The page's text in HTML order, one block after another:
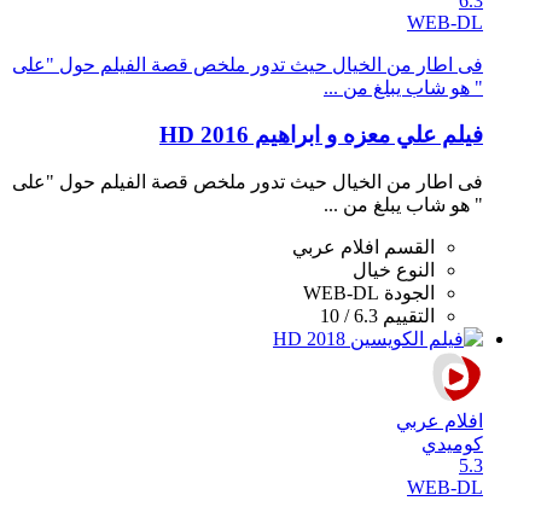
WEB-DL
فى اطار من الخيال حيث تدور ملخص قصة الفيلم حول "على
" هو شاب يبلغ من ...
فيلم علي معزه و ابراهيم 2016 HD
فى اطار من الخيال حيث تدور ملخص قصة الفيلم حول "على
" هو شاب يبلغ من ...
القسم افلام عربي
النوع خيال
الجودة WEB-DL
التقييم 6.3 / 10
افلام عربي
كوميدي
5.3
WEB-DL